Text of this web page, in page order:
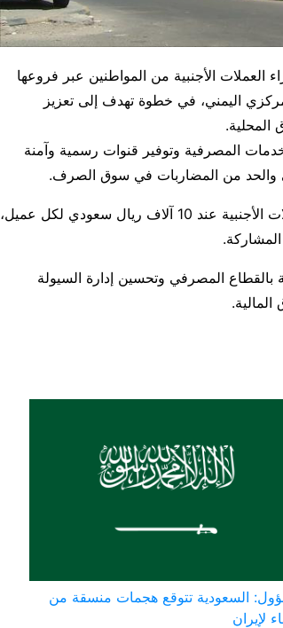
العملات الأجنبية من المواطنين عبر فروعها
اليمني، في خطوة تهدف إلى تعزيز
المحلية.
المصرفية وتوفير قنوات رسمية وآمنة
والحد من المضاربات في سوق الصرف.
وبحسب التعميم، تم تحديد سقف الشراء اليومي للعملات الأجنبية عند 10 آلاف ريال سعودي لكل عميل،
المشاركة.
المصرفي وتحسين إدارة السيولة
السعودية تتوقع هجمات منسقة من
لإيران